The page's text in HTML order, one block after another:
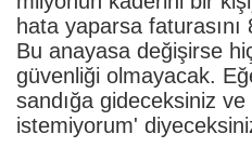
hata yaparsa
Bu anayasa değişirse
güvenliği olmayacak.
sandığa gideceksiniz
istemiyorum'